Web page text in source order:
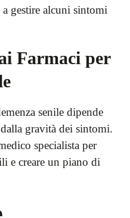
gestire alcuni sintomi
Farmaci per
senile dipende
gravità dei sintomi.
specialista per
e creare un piano di